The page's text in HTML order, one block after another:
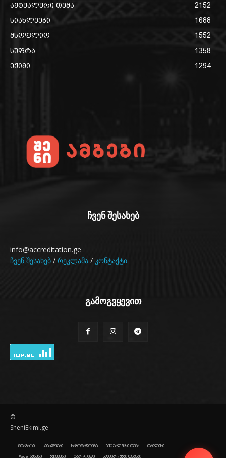
აქტუალური თემა
2152
სიახლეები
1688
მსოფლიო
1552
სუფრა
1358
ექიმი
1294
ჩვენ შესახებ
info@accreditation.ge
ჩვენ შესახებ / რეკლამა / კონტაქტი
გამოგვყევით
©
SheniEkimi.ge
მთავარი სიახლეები საზოგადოება აქტუალური თემა თბილისი
Face-ამბები რჩევები ტაბლოიდი სოციალური თემები